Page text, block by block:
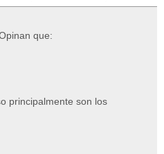
que:
principalmente son los